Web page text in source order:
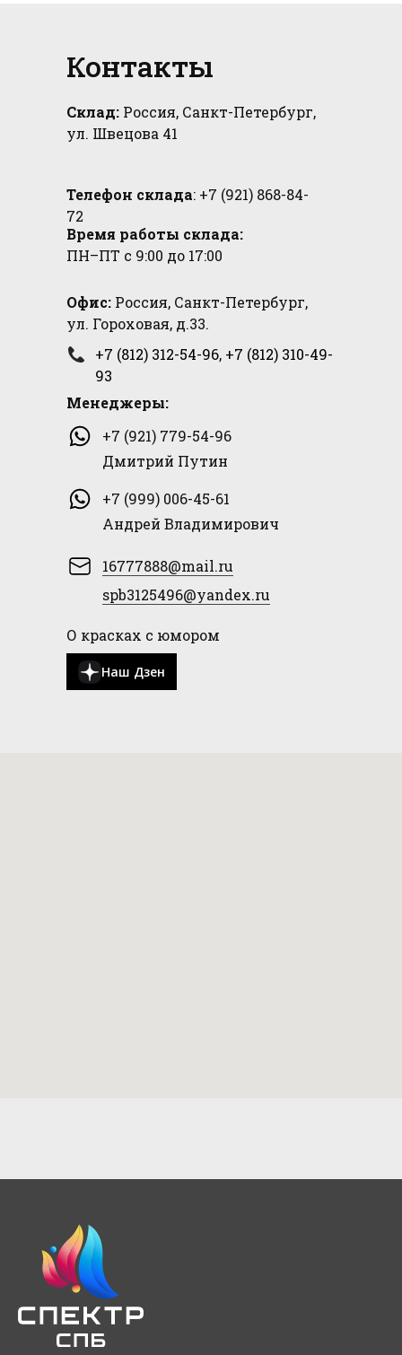
Контакты
Склад: Россия, Санкт-Петербург,
ул. Швецова 41
Офис: Россия, Санкт-Петербург,
ул. Гороховая, д.33.
+7 (812) 312-54-96, +7 (812) 310-49-
93
+7 (921) 779-54-96
Дмитрий Путин
Менеджеры:
Телефон склада: +7 (921) 868-84-
72
Время работы склада:
ПН–ПТ с 9:00 до 17:00
spb3125496@yandex.ru
16777888@mail.ru
+7 (999) 006-45-61
Андрей Владимирович
О красках с юмором
Наш Дзен